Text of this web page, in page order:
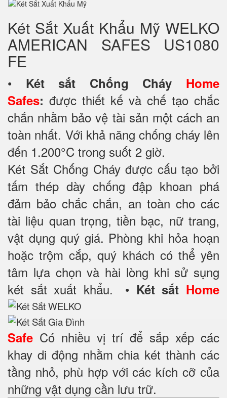
Két Sắt Xuất Khẩu Mỹ WELKO
AMERICAN SAFES US1080
FE
• Két sắt Chống Cháy Home
Safes: được thiết kế và chế tạo chắc
chắn nhằm bảo vệ tài sản một cách an
toàn nhất. Với khả năng chống cháy lên
đến 1.200°C trong suốt 2 giờ.
Két Sắt Chống Cháy được cấu tạo bởi
tấm thép dày chống đập khoan phá
đảm bảo chắc chắn, an toàn cho các
tài liệu quan trọng, tiền bạc, nữ trang,
vật dụng quý giá. Phòng khi hỏa hoạn
hoặc trộm cắp, quý khách có thể yên
tâm lựa chọn và hài lòng khi sử sụng
két sắt xuất khẩu.
• Két sắt Home
Safe Có nhiều vị trí để sắp xếp các
khay di động nhằm chia két thành các
tầng nhỏ, phù hợp với các kích cỡ của
những vật dụng cần lưu trữ.